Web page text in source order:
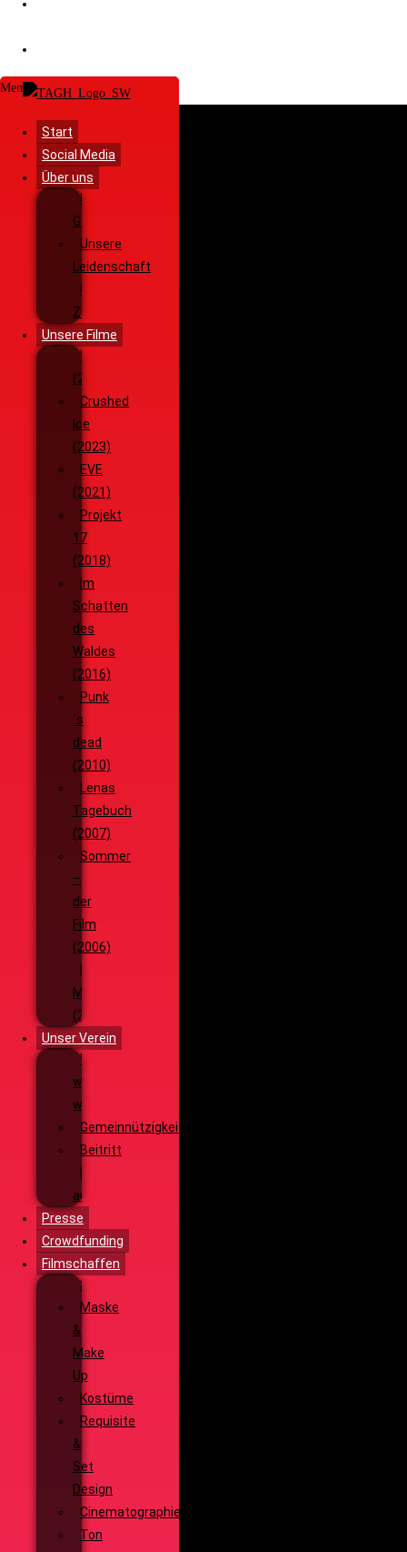
Menü
Start
Social Media
Über uns
Unsere
Geschichte
Unsere
Leidenschaft
Unsere
Ziele
Unsere Filme
Wenja
(2025)
Crushed
Ice
(2023)
EVE
(2021)
Projekt
17
(2018)
Im
Schatten
des
Waldes
(2016)
Punk
´s
dead
(2010)
Lenas
Tagebuch
(2007)
Sommer
–
der
Film
(2006)
Die
Monsterjagd
(2005)
Unser Verein
Wieso,
weshalb,
warum?!
Gemeinnützigkeit
Beitritt
Filmausrüstung
ausleihen
Presse
Crowdfunding
Filmschaffen
Schauspiel
Maske
&
Make
Up
Kostüme
Requisite
&
Set
Design
Cinematographie
Ton